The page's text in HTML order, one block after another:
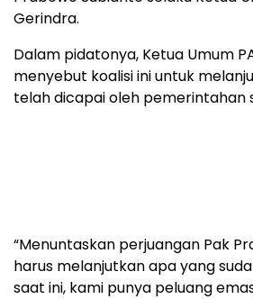
Gerindra.
Dalam pidatonya, Ketua Umum
menyebut koalisi ini untuk
telah dicapai oleh pemerintahan
“Menuntaskan perjuangan Pak
harus melanjutkan apa yang
saat ini, kami punya peluang